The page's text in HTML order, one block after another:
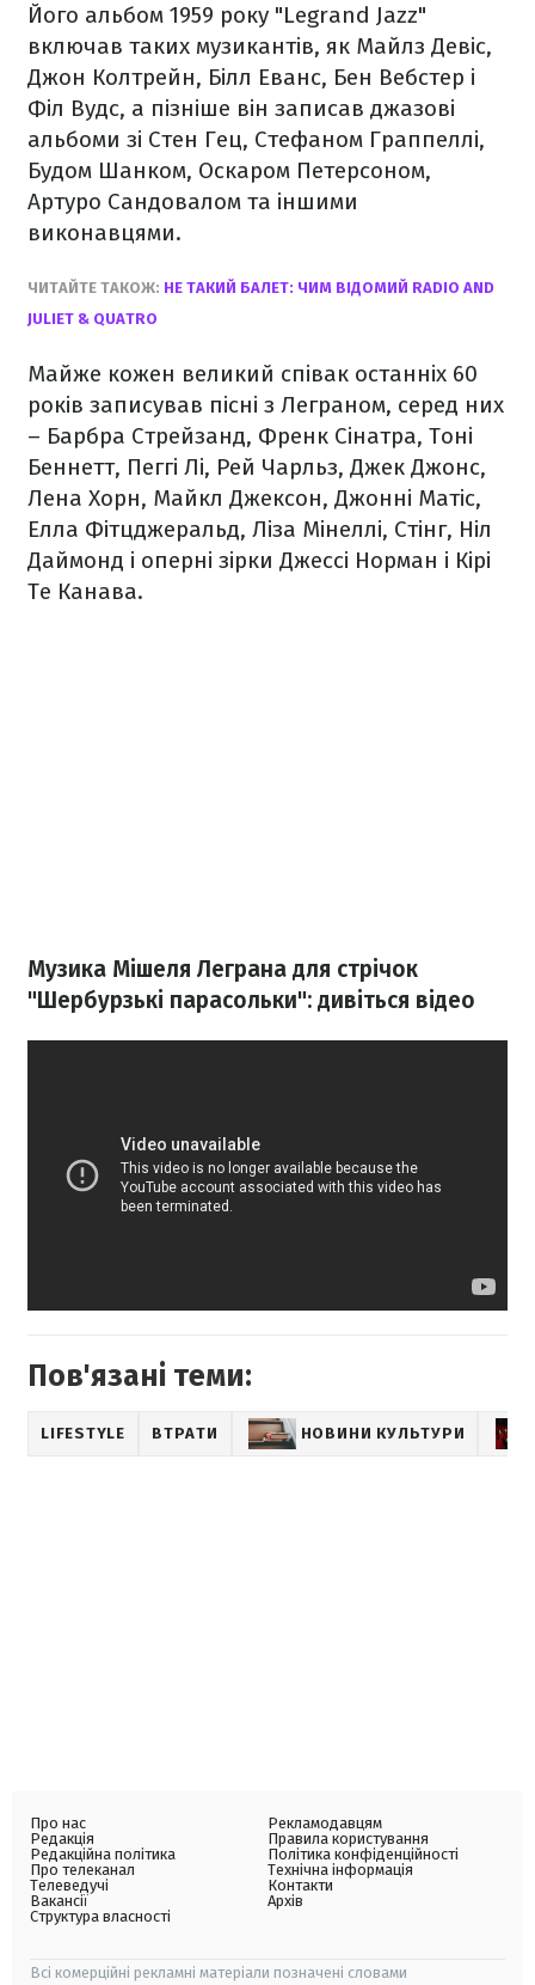
Його альбом 1959 року "Legrand Jazz"
включав таких музикантів, як Майлз Девіс,
Джон Колтрейн, Білл Еванс, Бен Вебстер і
Філ Вудс, а пізніше він записав джазові
альбоми зі Стен Гец, Стефаном Граппеллі,
Будом Шанком, Оскаром Петерсоном,
Артуро Сандовалом та іншими
виконавцями.
ЧИТАЙТЕ ТАКОЖ: НЕ ТАКИЙ БАЛЕТ: ЧИМ ВІДОМИЙ RADIO AND
JULIET & QUATRO
Майже кожен великий співак останніх 60
років записував пісні з Леграном, серед них
– Барбра Стрейзанд, Френк Сінатра, Тоні
Беннетт, Пеггі Лі, Рей Чарльз, Джек Джонс,
Лена Хорн, Майкл Джексон, Джонні Матіс,
Елла Фітцджеральд, Ліза Мінеллі, Стінг, Ніл
Даймонд і оперні зірки Джессі Норман і Кірі
Те Канава.
Музика Мішеля Леграна для стрічок
"Шербурзькі парасольки": дивіться відео
Пов'язані теми:
LIFESTYLE ВТРАТИ НОВИНИ КУЛЬТУРИ
Про нас
Редакція
Редакційна політика
Про телеканал
Телеведучі
Вакансії
Структура власності
Рекламодавцям
Правила користування
Політика конфіденційності
Технічна інформація
Контакти
Архів
Всі комерційні рекламні матеріали позначені словами